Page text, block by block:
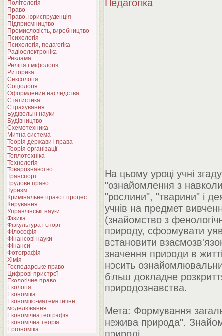
Політологія
Право
Право, юриспруденція
Підприємництво
Промисловість, виробництво
Психологія
Психологія, педагогіка
Радіоелектроніка
Реклама
Релігія і міфологія
Риторика
Сексологія
Соціологія
Оформление наследства
Статистика
Страхування
Будівельні науки
Будівництво
Схемотехника
Митна система
Теорія держави і права
Теорія організації
Теплотехніка
Технологія
Товарознавство
Транспорт
Трудове право
Туризм
Кримінальне право і процес
Керування
Управлінські науки
Фізика
Фізкультура і спорт
Філософія
Фінансові науки
Фінанси
Фотографія
Хімія
Господарське право
Цифрові пристрої
Екологічне право
Екологія
Економіка
Економіко-математичне
моделювання
Економічна географія
Економічна теорія
Ергономіка
Педагогіка
На цьому уроці учні
"ознайомлення з
"рослини", "тварини" і
учнів на предмет
(знайомство з
природу, сформувати
встановити
значення природи в
носить
більш докладне
природознавства.
Мета: Формування
нежива природа".
природі.